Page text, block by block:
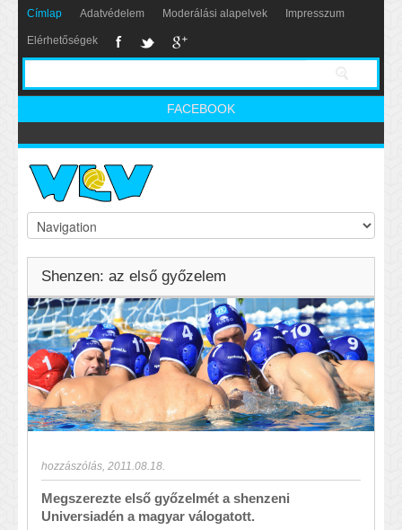
Címlap Adatvédelem Moderálási alapelvek Impresszum
Elérhetőségek
FACEBOOK
Shenzen: az első győzelem
hozzászólás 2011.08.18.
Megszerezte első győzelmét a shenzeni
Universiadén a magyar válogatott.